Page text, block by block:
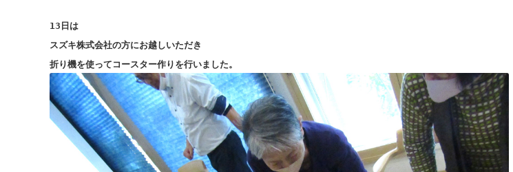
13日は
スズキ株式会社の方にお越しいただき
折り機を使ってコースター作りを行いました。